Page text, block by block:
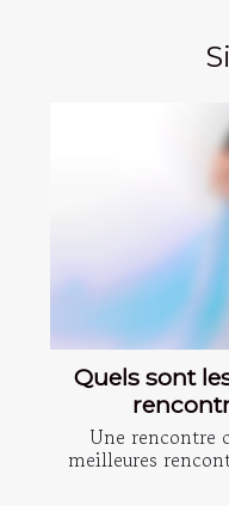
Quels sont
Une rencontre
meilleures